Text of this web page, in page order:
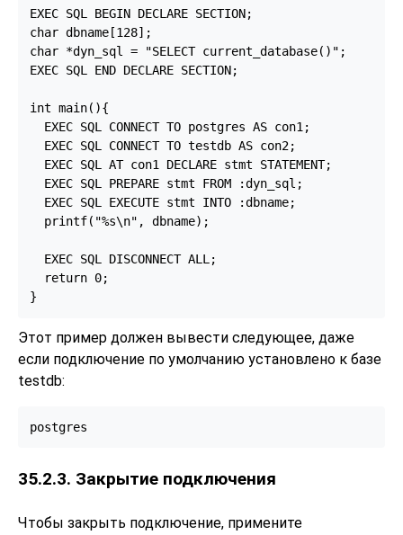
EXEC SQL BEGIN DECLARE SECTION;
char dbname[128];
char *dyn_sql = "SELECT current_database()";
EXEC SQL END DECLARE SECTION;
int main(){
  EXEC SQL CONNECT TO postgres AS con1;
  EXEC SQL CONNECT TO testdb AS con2;
  EXEC SQL AT con1 DECLARE stmt STATEMENT;
  EXEC SQL PREPARE stmt FROM :dyn_sql;
  EXEC SQL EXECUTE stmt INTO :dbname;
  printf("%s\n", dbname);
  EXEC SQL DISCONNECT ALL;
  return 0;
Этот пример должен вывести следующее, даже
если подключение по умолчанию установлено к базе
testdb:
35.2.3. Закрытие подключения
Чтобы закрыть подключение, примените